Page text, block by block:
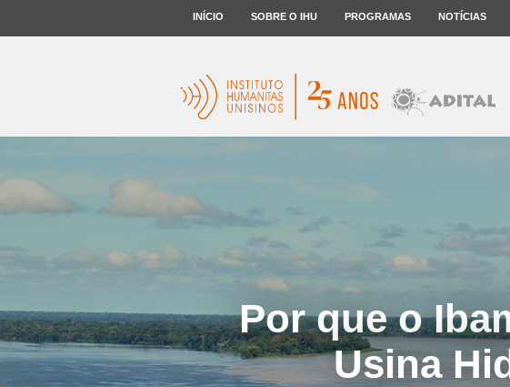
INÍCIO SOBRE O IHU PROGRAMAS NOTÍCIAS
Por que o
Usina